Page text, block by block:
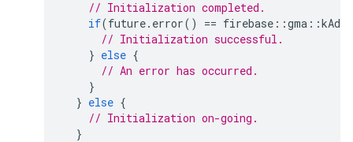
// Initialization completed.
if(future. error() == firebase ::gma ::
// Initialization successful.
} else {
// An error has occurred.
}
} else {
// Initialization on-going.
}